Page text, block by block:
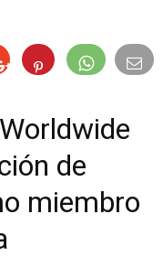
de
miembro